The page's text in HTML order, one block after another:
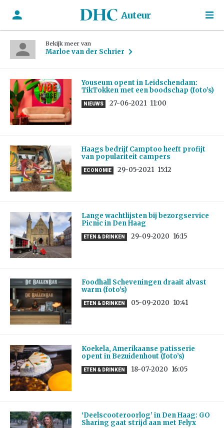
Auteur
Bekijk meer van
Marloe van der Schrier
Youseum opent in Leidschendam:
TikTokken met een boodschap (foto’s)
NIEUWS 27-06-2021 11:00
Haags bedrijf Camptoo heeft profijt
van populariteit campers
ECONOMIE 29-05-2021 15:12
Lange wachtlijsten bij bezorgservice
Picnic in Den Haag
ETEN & DRINKEN 29-09-2020 16:15
Foodhall Scheveningen draait alvast
warm (foto’s)
ETEN & DRINKEN 05-09-2020 10:41
Koekela, Amerikaanse patisserie
opent in Bezuidenhout (foto’s)
ETEN & DRINKEN 18-07-2020 16:05
‘Deelscooteroorlog’ in Den Haag: GO
Sharing gaat strijd aan met Felyx